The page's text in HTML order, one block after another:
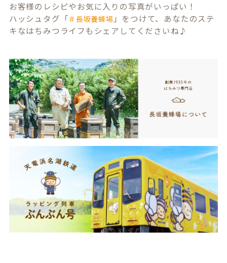
お客様のレシピやお気に入りの写真がいっぱい！
ハッシュタグ「＃長坂養蜂場 」をつけて、あなたのステ
キなはちみつライフもシェアしてくださいね♪